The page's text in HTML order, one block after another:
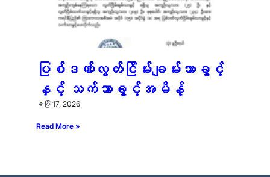
ပြစ်ဒဏ်လွတ်ငြိမ်းချမ်းသာခွင့်
နှင့် သက်သာခွင့်အမိန့်
ဧပြီ 17, 2026
Read More »